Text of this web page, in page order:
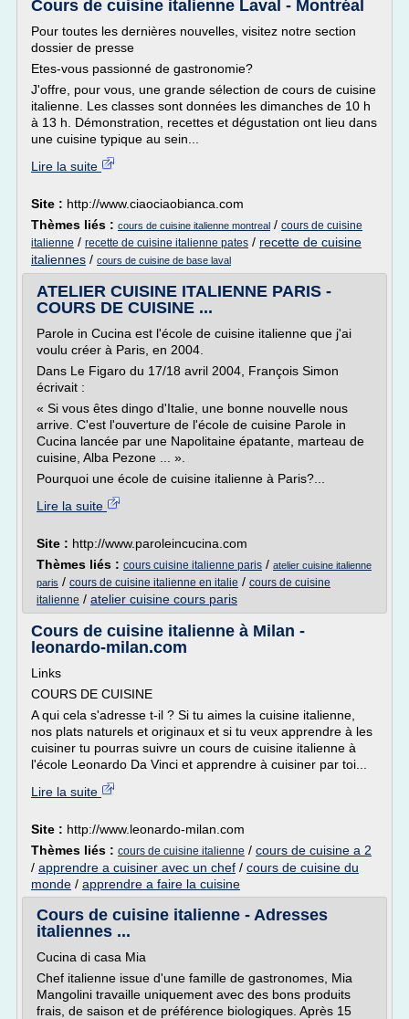
Cours de cuisine italienne Laval - Montréal
Pour toutes les dernières nouvelles, visitez notre section
dossier de presse
Etes-vous passionné de gastronomie?
J'offre, pour vous, une grande sélection de cours de cuisine
italienne. Les classes sont données les dimanches de 10 h
à 13 h. Démonstration, recettes et dégustation ont lieu dans
une cuisine typique au sein...
Lire la suite
Site : http://www.ciaociaobianca.com
Thèmes liés : cours de cuisine italienne montreal / cours de cuisine
italienne / recette de cuisine italienne pates / recette de cuisine
italiennes / cours de cuisine de base laval
ATELIER CUISINE ITALIENNE PARIS -
COURS DE CUISINE ...
Parole in Cucina est l'école de cuisine italienne que j'ai
voulu créer à Paris, en 2004.
Dans Le Figaro du 17/18 avril 2004, François Simon
écrivait :
« Si vous êtes dingo d'Italie, une bonne nouvelle nous
arrive. C'est l'ouverture de l'école de cuisine Parole in
Cucina lancée par une Napolitaine épatante, marteau de
cuisine, Alba Pezone ... ».
Pourquoi une école de cuisine italienne à Paris?...
Lire la suite
Site : http://www.paroleincucina.com
Thèmes liés : cours cuisine italienne paris / atelier cuisine italienne
paris / cours de cuisine italienne en italie / cours de cuisine
italienne / atelier cuisine cours paris
Cours de cuisine italienne à Milan -
leonardo-milan.com
Links
COURS DE CUISINE
A qui cela s'adresse t-il ? Si tu aimes la cuisine italienne,
nos plats naturels et originaux et si tu veux apprendre à les
cuisiner tu pourras suivre un cours de cuisine italienne à
l'école Leonardo Da Vinci et apprendre à cuisiner par toi...
Lire la suite
Site : http://www.leonardo-milan.com
Thèmes liés : cours de cuisine italienne / cours de cuisine a 2
/ apprendre a cuisiner avec un chef / cours de cuisine du
monde / apprendre a faire la cuisine
Cours de cuisine italienne - Adresses
italiennes ...
Cucina di casa Mia
Chef italienne issue d'une famille de gastronomes, Mia
Mangolini travaille uniquement avec des bons produits
frais, de saison et de préférence biologiques. Après 15